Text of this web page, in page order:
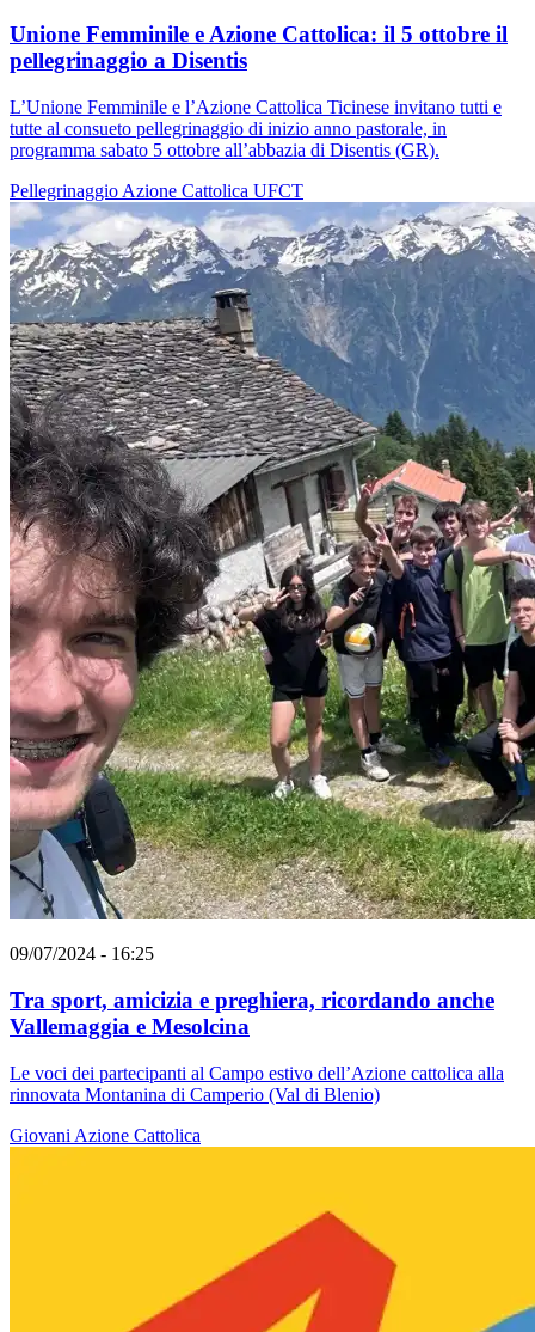
Unione Femminile e Azione Cattolica: il 5 ottobre il
pellegrinaggio a Disentis
L’Unione Femminile e l’Azione Cattolica Ticinese invitano tutti e
tutte al consueto pellegrinaggio di inizio anno pastorale, in
programma sabato 5 ottobre all’abbazia di Disentis (GR).
Pellegrinaggio Azione Cattolica UFCT
09/07/2024 - 16:25
Tra sport, amicizia e preghiera, ricordando anche
Vallemaggia e Mesolcina
Le voci dei partecipanti al Campo estivo dell’Azione cattolica alla
rinnovata Montanina di Camperio (Val di Blenio)
Giovani Azione Cattolica